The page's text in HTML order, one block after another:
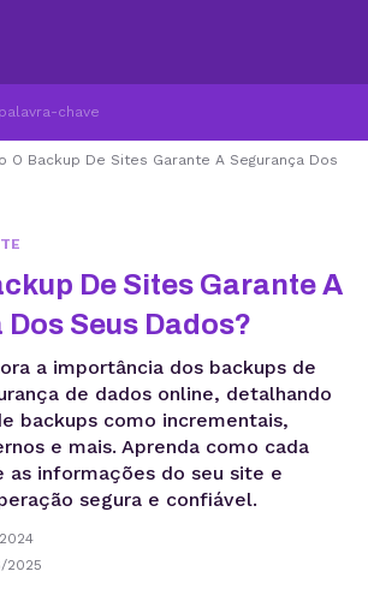
O Backup De Sites Garante A Segurança Dos
De Sites Garante A
Seus Dados?
a importância dos backups de
de dados online, detalhando
backups como incrementais,
e mais. Aprenda como cada
informações do seu site e
segura e confiável.
2025